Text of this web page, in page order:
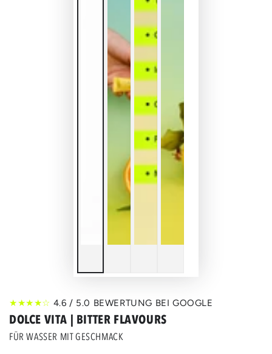
★★★★☆ 4.6 / 5.0 BEWERTUNG BEI GOOGLE
DOLCE VITA | BITTER FLAVOURS
FÜR WASSER MIT GESCHMACK